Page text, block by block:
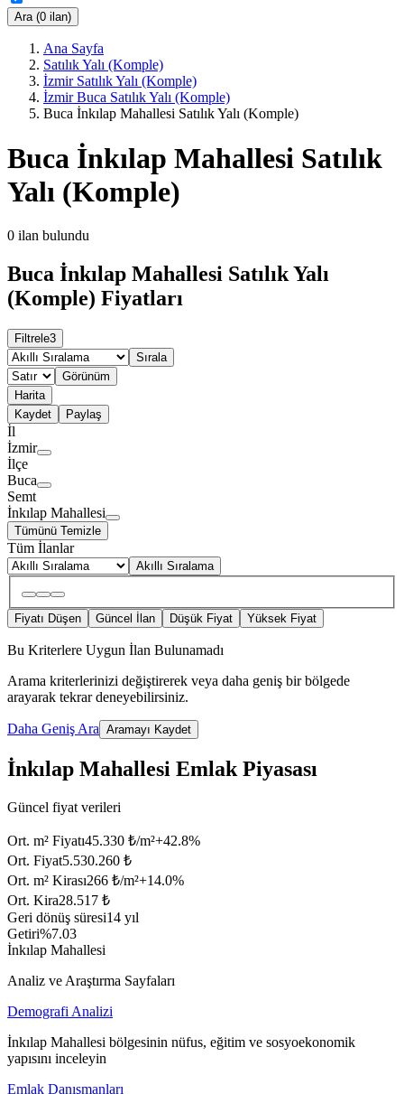
Ara (0 ilan)
Ana Sayfa
Satılık Yalı (Komple)
İzmir Satılık Yalı (Komple)
İzmir Buca Satılık Yalı (Komple)
Buca İnkılap Mahallesi Satılık Yalı (Komple)
Buca İnkılap Mahallesi Satılık
Yalı (Komple)
0 ilan bulundu
Buca İnkılap Mahallesi Satılık Yalı
(Komple) Fiyatları
Filtrele3
Sırala
Görünüm
Harita
Kaydet
Paylaş
İl
İzmir
İlçe
Buca
Semt
İnkılap Mahallesi
Tümünü Temizle
Tüm İlanlar
Akıllı Sıralama
Fiyatı Düşen Güncel İlan Düşük Fiyat Yüksek Fiyat
Bu Kriterlere Uygun İlan Bulunamadı
Arama kriterlerinizi değiştirerek veya daha geniş bir bölgede
arayarak tekrar deneyebilirsiniz.
Daha Geniş Ara Aramayı Kaydet
İnkılap Mahallesi Emlak Piyasası
Güncel fiyat verileri
Ort. m² Fiyatı45.330 ₺/m²+42.8%
Ort. Fiyat5.530.260 ₺
Ort. m² Kirası266 ₺/m²+14.0%
Ort. Kira28.517 ₺
Geri dönüş süresi14 yıl
Getiri%7.03
İnkılap Mahallesi
Analiz ve Araştırma Sayfaları
Demografi Analizi
İnkılap Mahallesi bölgesinin nüfus, eğitim ve sosyoekonomik
yapısını inceleyin
Emlak Danışmanları